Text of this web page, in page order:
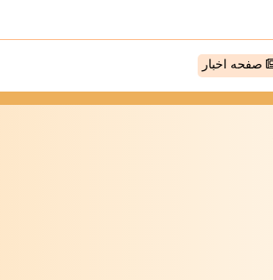
صفحه اخبار